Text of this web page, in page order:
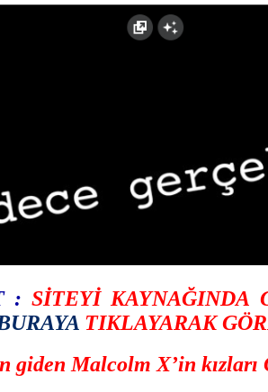
:SİTEYİ KAYNAĞINDA
TIKLAYARAK
giden Malcolm X’in kızları